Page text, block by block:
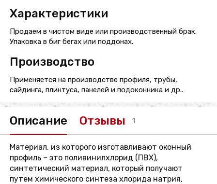
Характеристики
Продаем в чистом виде или производственный брак.
Упаковка в биг бегах или поддонах.
Производство
Применяется на производстве профиля, трубы,
сайдинга, плинтуса, панелей и подоконника и др..
Описание Отзывы 1
Материал, из которого изготавливают оконный
профиль – это поливинилхлорид (ПВХ),
синтетический материал, который получают
путем химического синтеза хлорида натрия,